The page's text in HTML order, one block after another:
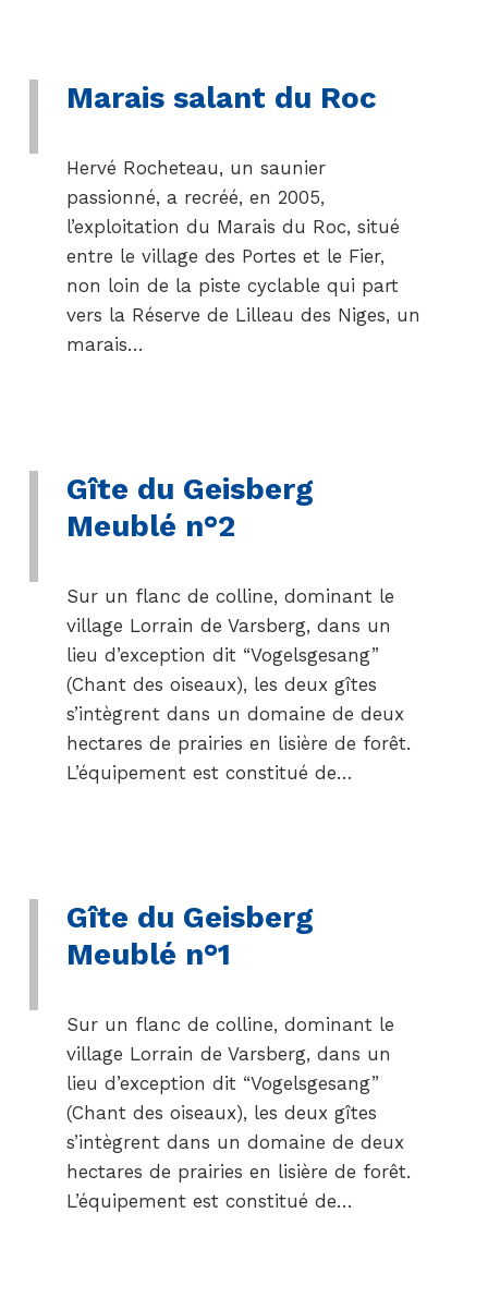
Marais salant du Roc
Hervé Rocheteau, un saunier
passionné, a recréé, en 2005,
l’exploitation du Marais du Roc, situé
entre le village des Portes et le Fier,
non loin de la piste cyclable qui part
vers la Réserve de Lilleau des Niges, un
marais…
Gîte du Geisberg
Meublé n°2
Sur un flanc de colline, dominant le
village Lorrain de Varsberg, dans un
lieu d’exception dit “Vogelsgesang”
(Chant des oiseaux), les deux gîtes
s’intègrent dans un domaine de deux
hectares de prairies en lisière de forêt.
L’équipement est constitué de…
Gîte du Geisberg
Meublé n°1
Sur un flanc de colline, dominant le
village Lorrain de Varsberg, dans un
lieu d’exception dit “Vogelsgesang”
(Chant des oiseaux), les deux gîtes
s’intègrent dans un domaine de deux
hectares de prairies en lisière de forêt.
L’équipement est constitué de…